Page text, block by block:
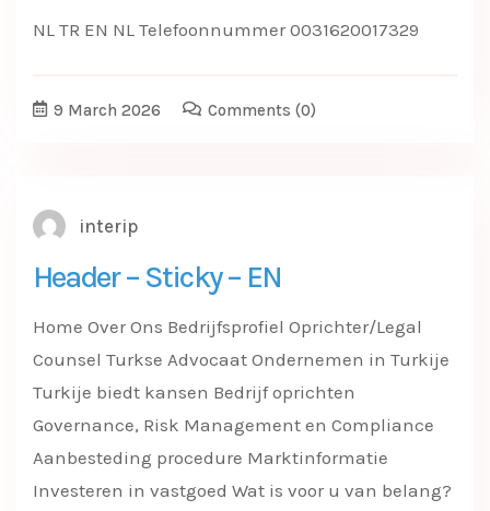
NL TR EN NL Telefoonnummer 0031620017329
9 March 2026 Comments (0)
interip
Header – Sticky – EN
Home Over Ons Bedrijfsprofiel Oprichter/Legal
Counsel Turkse Advocaat Ondernemen in Turkije
Turkije biedt kansen Bedrijf oprichten
Governance, Risk Management en Compliance
Aanbesteding procedure Marktinformatie
Investeren in vastgoed Wat is voor u van belang?